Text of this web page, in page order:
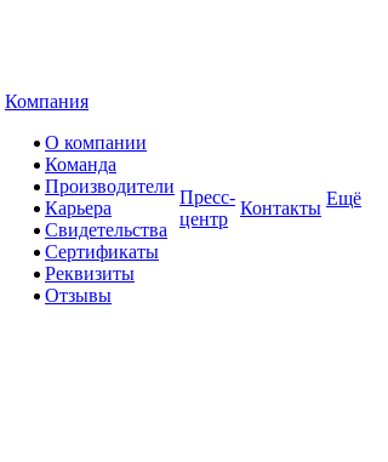
Компания
О компании
Команда
Производители
Карьера
Свидетельства
Сертификаты
Реквизиты
Отзывы
Пресс-
центр
Контакты Ещё